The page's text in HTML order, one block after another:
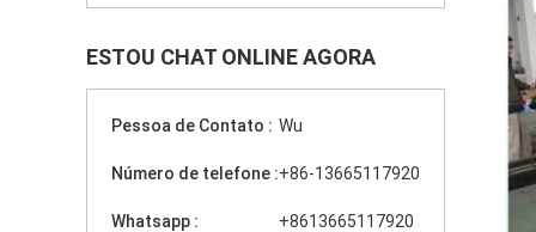
ESTOU CHAT ONLINE AGORA
Pessoa de Contato : Wu
Número de telefone :+86-13665117920
Whatsapp : +8613665117920